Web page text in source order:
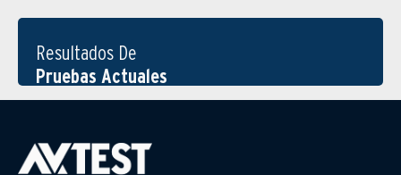
Resultados De
Pruebas Actuales